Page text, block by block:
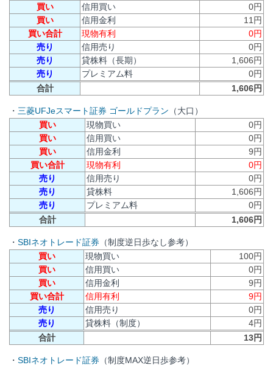
買い
信用買い
0円
買い
信用金利
11円
買い合計
現物有利
0円
売り
信用売り
0円
売り
貸株料（長期）
1,606円
売り
プレミアム料
0円
合計
1,606円
・ 三菱UFJeスマート証券 ゴールドプラン （大口）
買い
現物買い
0円
買い
信用買い
0円
買い
信用金利
9円
買い合計
現物有利
0円
売り
信用売り
0円
売り
貸株料
1,606円
売り
プレミアム料
0円
合計
1,606円
・ SBIネオトレード証券 （制度逆日歩なし参考）
買い
現物買い
100円
買い
信用買い
0円
買い
信用金利
9円
買い合計
信用有利
9円
売り
信用売り
0円
売り
貸株料（制度）
4円
合計
13円
・ SBIネオトレード証券 （制度MAX逆日歩参考）